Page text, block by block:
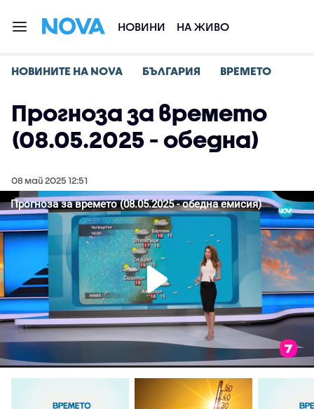
НОВИНИ НА ЖИВО
НОВИНИТЕ НА NOVA БЪЛГАРИЯ ВРЕМЕТО
Прогноза за времето
(08.05.2025 - обедна)
08 май 2025 12:51